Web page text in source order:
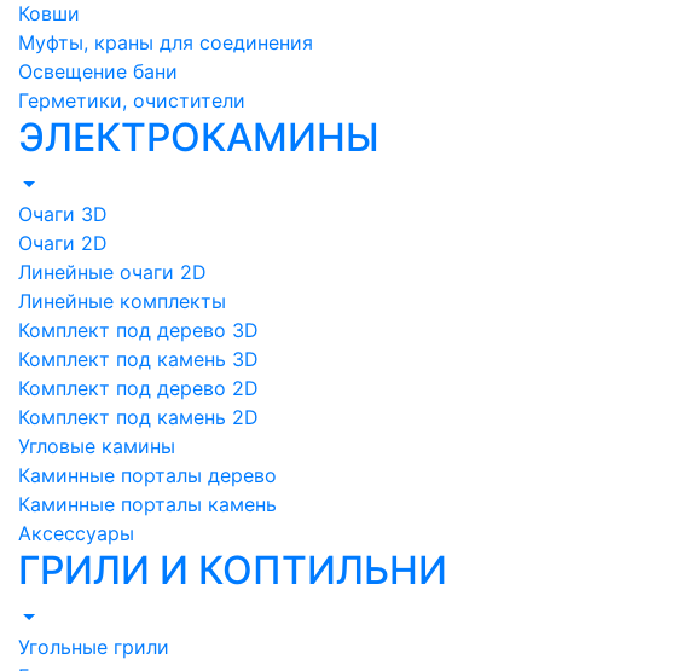
Ковши
Муфты, краны для соединения
Освещение бани
Герметики, очистители
ЭЛЕКТРОКАМИНЫ
Очаги 3D
Очаги 2D
Линейные очаги 2D
Линейные комплекты
Комплект под дерево 3D
Комплект под камень 3D
Комплект под дерево 2D
Комплект под камень 2D
Угловые камины
Каминные порталы дерево
Каминные порталы камень
Аксессуары
ГРИЛИ И КОПТИЛЬНИ
Угольные грили